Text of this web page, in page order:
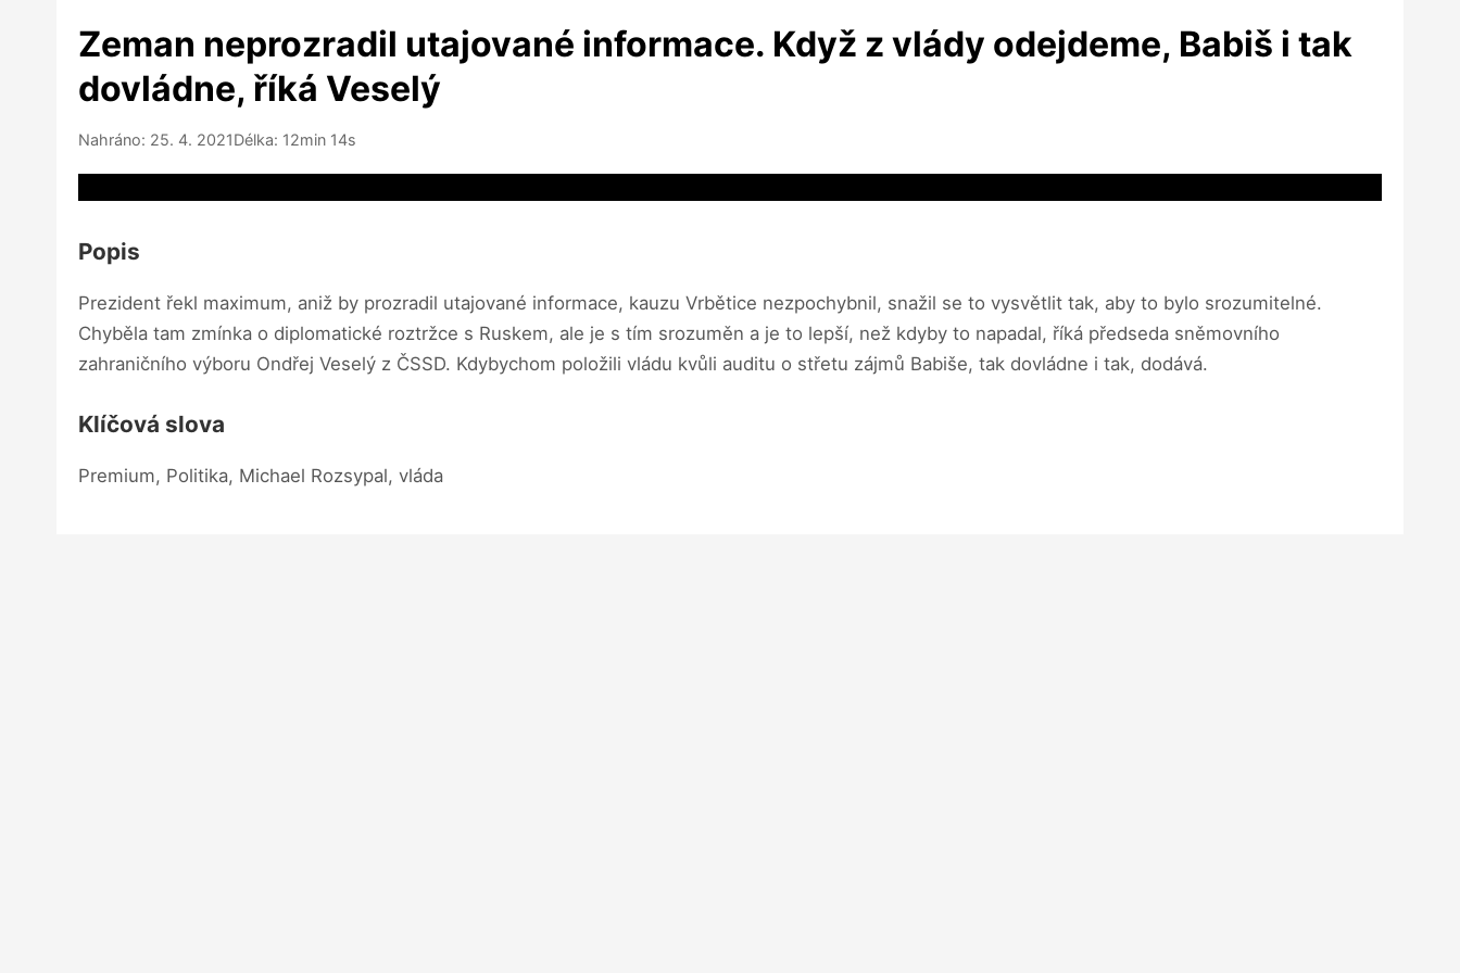
Zeman neprozradil utajované informace. Když z vlády odejdeme, Babiš i tak
dovládne, říká Veselý
Nahráno: 25. 4. 2021Délka: 12min 14s
Popis
Prezident řekl maximum, aniž by prozradil utajované informace, kauzu Vrbětice nezpochybnil, snažil se to vysvětlit tak, aby to bylo srozumitelné.
Chyběla tam zmínka o diplomatické roztržce s Ruskem, ale je s tím srozuměn a je to lepší, než kdyby to napadal, říká předseda sněmovního
zahraničního výboru Ondřej Veselý z ČSSD. Kdybychom položili vládu kvůli auditu o střetu zájmů Babiše, tak dovládne i tak, dodává.
Klíčová slova
Premium, Politika, Michael Rozsypal, vláda